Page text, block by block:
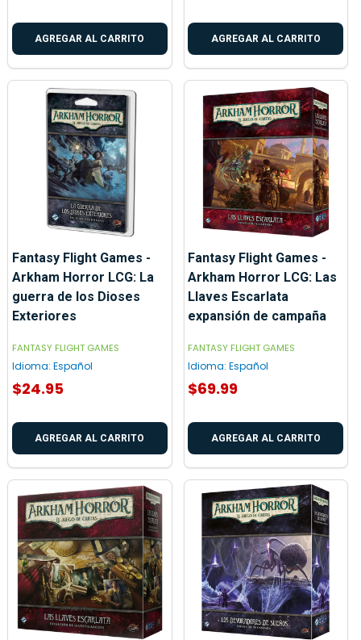
AGREGAR AL CARRITO AGREGAR AL CARRITO
Fantasy Flight Games -
Arkham Horror LCG: La
guerra de los Dioses
Exteriores
FANTASY FLIGHT GAMES
Idioma: Español
$24.95
AGREGAR AL CARRITO
Fantasy Flight Games -
Arkham Horror LCG: Las
Llaves Escarlata
expansión de campaña
FANTASY FLIGHT GAMES
Idioma: Español
$69.99
AGREGAR AL CARRITO